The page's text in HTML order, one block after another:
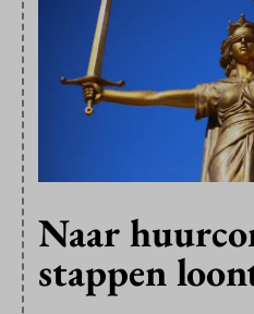
Naar
stappen